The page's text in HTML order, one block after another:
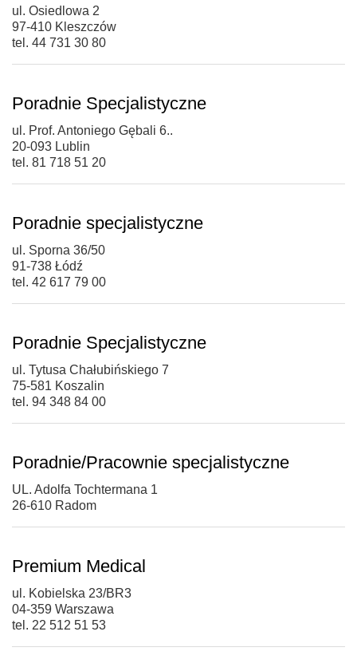
ul. Osiedlowa 2
97-410 Kleszczów
tel. 44 731 30 80
Poradnie Specjalistyczne
ul. Prof. Antoniego Gębali 6..
20-093 Lublin
tel. 81 718 51 20
Poradnie specjalistyczne
ul. Sporna 36/50
91-738 Łódź
tel. 42 617 79 00
Poradnie Specjalistyczne
ul. Tytusa Chałubińskiego 7
75-581 Koszalin
tel. 94 348 84 00
Poradnie/Pracownie specjalistyczne
UL. Adolfa Tochtermana 1
26-610 Radom
Premium Medical
ul. Kobielska 23/BR3
04-359 Warszawa
tel. 22 512 51 53